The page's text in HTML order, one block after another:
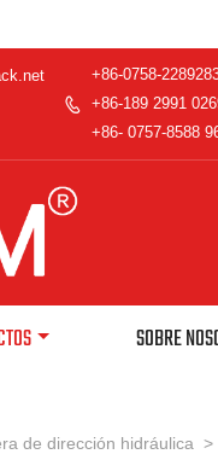

+86-0758-
+86-189 2991
+86- 0757-8588
SOBRE
de dirección hidráulica >